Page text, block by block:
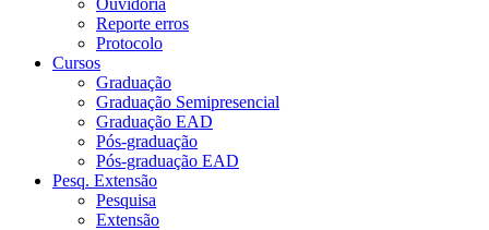
Reporte erros
Protocolo
Cursos
Graduação
Graduação Semipresencial
Graduação EAD
Pós-graduação
Pós-graduação EAD
Pesq. Extensão
Pesquisa
Extensão